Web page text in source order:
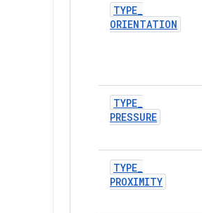
TYPE_
ORIENTATION
TYPE_
PRESSURE
TYPE_
PROXIMITY